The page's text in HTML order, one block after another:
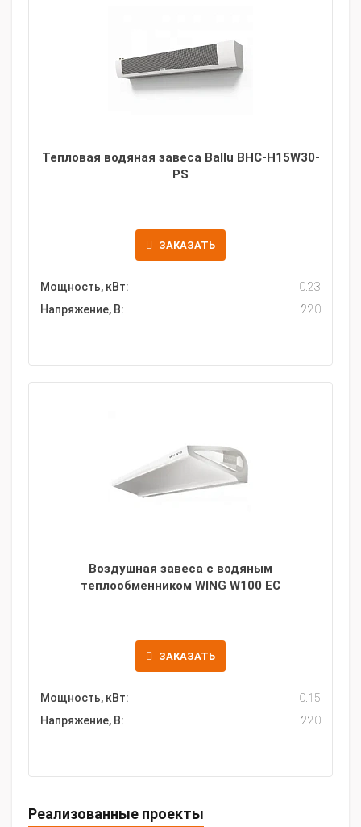
Тепловая водяная завеса Ballu BHC-H15W30-
PS
ЗАКАЗАТЬ
Мощность, кВт:
0.23
Напряжение, В:
220
Воздушная завеса c водяным
теплообменником WING W100 EC
ЗАКАЗАТЬ
Мощность, кВт:
0.15
Напряжение, В:
220
Реализованные проекты